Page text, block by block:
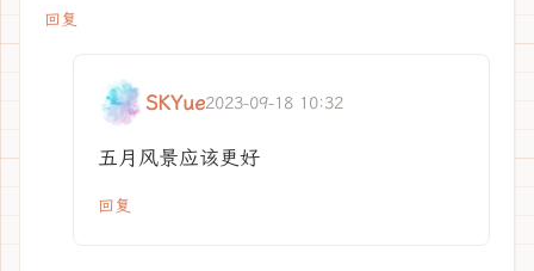
回复
SKYue2023-09-18 10:32
五月风景应该更好
回复